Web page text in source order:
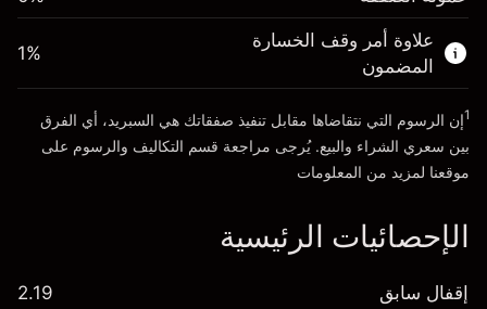
الذهاب إلى المنصة
علاوة أمر وقف الخسارة
المضمون
1%
1إن الرسوم التي نتقاضاها مقابل تنفيذ صفقاتك هي السبريد، أي الفرق
بين سعري الشراء والبيع. يُرجى مراجعة قسم التكاليف والرسوم على
موقعنا لمزيد من المعلومات
الإحصائيات الرئيسية
إقفال سابق 2.19